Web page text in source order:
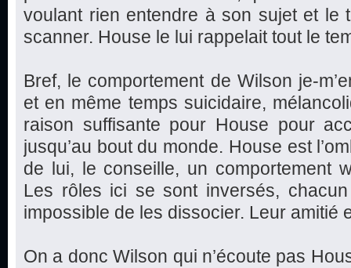
voulant rien entendre à son sujet et le
scanner. House le lui rappelait tout le
Bref, le comportement de Wilson je-
et en même temps suicidaire,
raison suffisante pour House pour
jusqu’au bout du monde. House est
de lui, le conseille, un comportement
Les rôles ici se sont inversés,
impossible de les dissocier. Leur amitié
On a donc Wilson qui n’écoute pas